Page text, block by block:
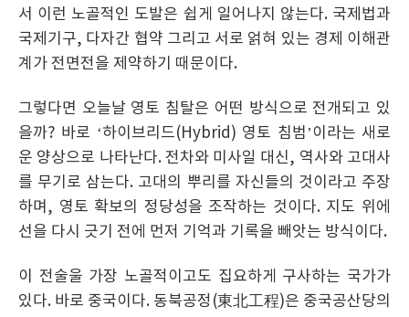
서 이런 노골적인 도발은 쉽게 일어나지 않는다. 국제법과
국제기구, 다자간 협약 그리고 서로 얽혀 있는 경제 이해관
계가 전면전을 제약하기 때문이다.
그렇다면 오늘날 영토 침탈은 어떤 방식으로 전개되고 있
을까? 바로 ‘하이브리드(Hybrid) 영토 침범’이라는 새로
운 양상으로 나타난다. 전차와 미사일 대신, 역사와 고대사
를 무기로 삼는다. 고대의 뿌리를 자신들의 것이라고 주장
하며, 영토 확보의 정당성을 조작하는 것이다. 지도 위에
선을 다시 긋기 전에 먼저 기억과 기록을 빼앗는 방식이다.
이 전술울 가장 노골적이고도 집요하게 구사하는 국가가
있다. 바로 중국이다. 동북공정(東北工程)은 중국공산당의